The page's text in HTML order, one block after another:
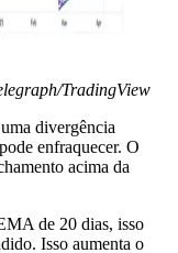
TradingView
divergência
enfraquecer. O
acima da
de 20 dias, isso
Isso aumenta o